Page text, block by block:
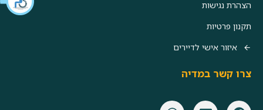
הצהרת נגישות
תקנון פרטיות
איזור אישי לדיירים
צרו קשר במדיה